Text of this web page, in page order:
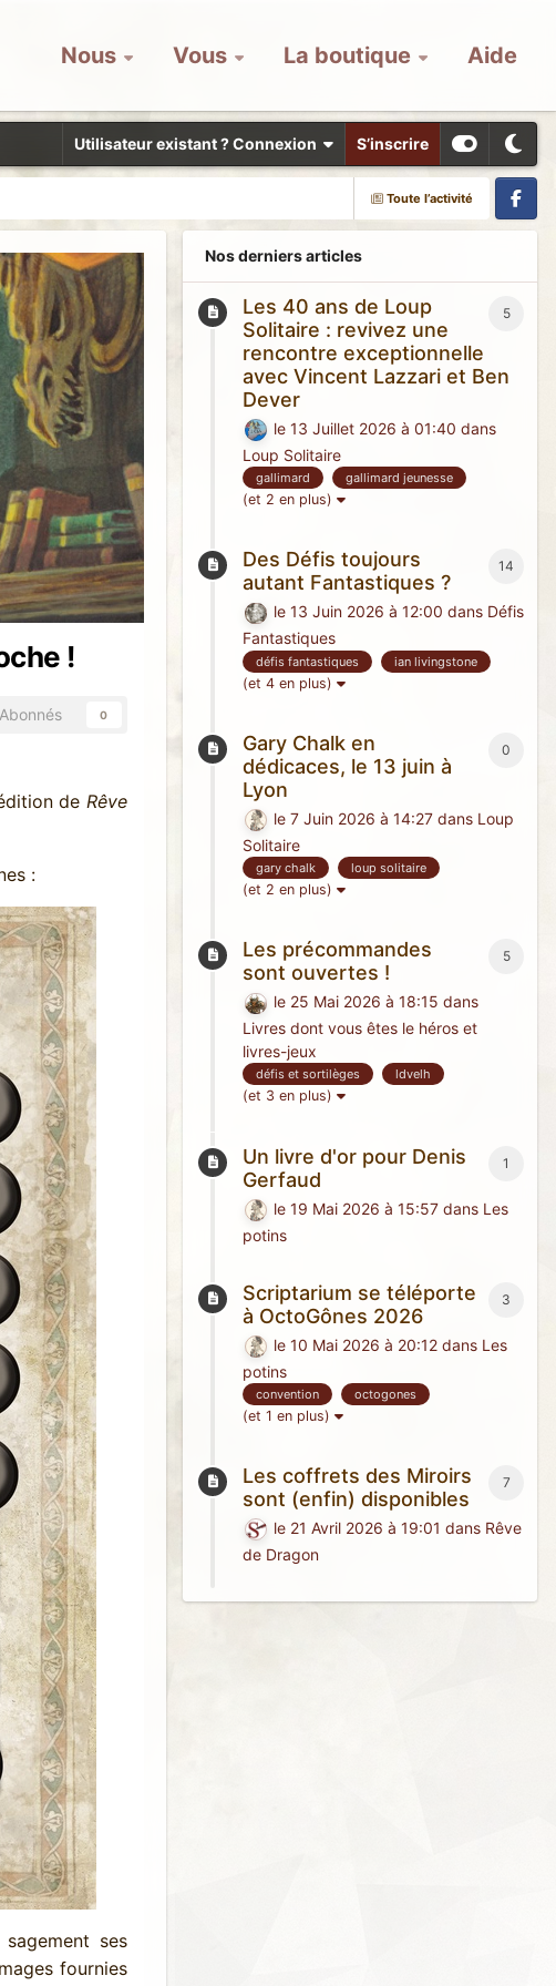
Nous Vous La boutique Aide
Utilisateur existant ? Connexion S’inscrire
Toute l’activité
Facebook
!
Abonnés 0
de Rêve
:
ses
fournies
Nos derniers articles
5
Les 40 ans de Loup
Solitaire : revivez une
rencontre exceptionnelle
avec Vincent Lazzari et Ben
Dever
le 13 Juillet 2026 à 01:40 dans
Loup Solitaire
gallimard gallimard jeunesse
(et 2 en plus)
14
Des Défis toujours
autant Fantastiques ?
le 13 Juin 2026 à 12:00 dans Défis
Fantastiques
défis fantastiques ian livingstone
(et 4 en plus)
0
Gary Chalk en
dédicaces, le 13 juin à
Lyon
le 7 Juin 2026 à 14:27dans Loup
Solitaire
gary chalk loup solitaire
(et 2 en plus)
5
Les précommandes
sont ouvertes !
le 25 Mai 2026 à 18:15 dans
Livres dont vous êtes le héros et
livres-jeux
défis et sortilèges ldvelh
(et 3 en plus)
1
Un livre d'or pour Denis
Gerfaud
le 19 Mai 2026 à 15:57dans Les
potins
3
Scriptarium se téléporte
à OctoGônes 2026
le 10 Mai 2026 à 20:12dans Les
potins
convention octogones
(et 1 en plus)
7
Les coffrets des Miroirs
sont (enfin) disponibles
le 21 Avril 2026 à 19:01 dans Rêve
de Dragon